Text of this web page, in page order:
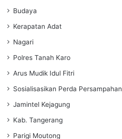
Budaya
Kerapatan Adat
Nagari
Polres Tanah Karo
Arus Mudik Idul Fitri
Sosialisasikan Perda Persampahan
Jamintel Kejagung
Kab. Tangerang
Parigi Moutong